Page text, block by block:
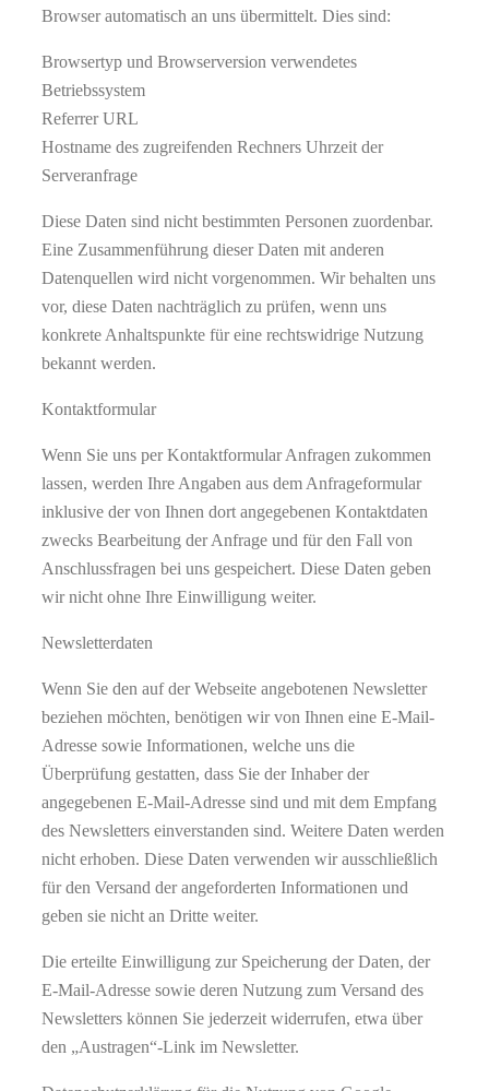
Browser automatisch an uns übermittelt. Dies sind:
Browsertyp und Browserversion verwendetes
Betriebssystem
Referrer URL
Hostname des zugreifenden Rechners Uhrzeit der
Serveranfrage
Diese Daten sind nicht bestimmten Personen zuordenbar.
Eine Zusammenführung dieser Daten mit anderen
Datenquellen wird nicht vorgenommen. Wir behalten uns
vor, diese Daten nachträglich zu prüfen, wenn uns
konkrete Anhaltspunkte für eine rechtswidrige Nutzung
bekannt werden.
Kontaktformular
Wenn Sie uns per Kontaktformular Anfragen zukommen
lassen, werden Ihre Angaben aus dem Anfrageformular
inklusive der von Ihnen dort angegebenen Kontaktdaten
zwecks Bearbeitung der Anfrage und für den Fall von
Anschlussfragen bei uns gespeichert. Diese Daten geben
wir nicht ohne Ihre Einwilligung weiter.
Newsletterdaten
Wenn Sie den auf der Webseite angebotenen Newsletter
beziehen möchten, benötigen wir von Ihnen eine E-Mail-
Adresse sowie Informationen, welche uns die
Überprüfung gestatten, dass Sie der Inhaber der
angegebenen E-Mail-Adresse sind und mit dem Empfang
des Newsletters einverstanden sind. Weitere Daten werden
nicht erhoben. Diese Daten verwenden wir ausschließlich
für den Versand der angeforderten Informationen und
geben sie nicht an Dritte weiter.
Die erteilte Einwilligung zur Speicherung der Daten, der
E-Mail-Adresse sowie deren Nutzung zum Versand des
Newsletters können Sie jederzeit widerrufen, etwa über
den „Austragen“-Link im Newsletter.